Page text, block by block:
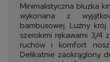
Minimalistyczna bluzka
wykonana z
bambusowej. Luźny
szerokimi rękawami 3/4
ruchów i komfort
Delikatnie zaokrąglony